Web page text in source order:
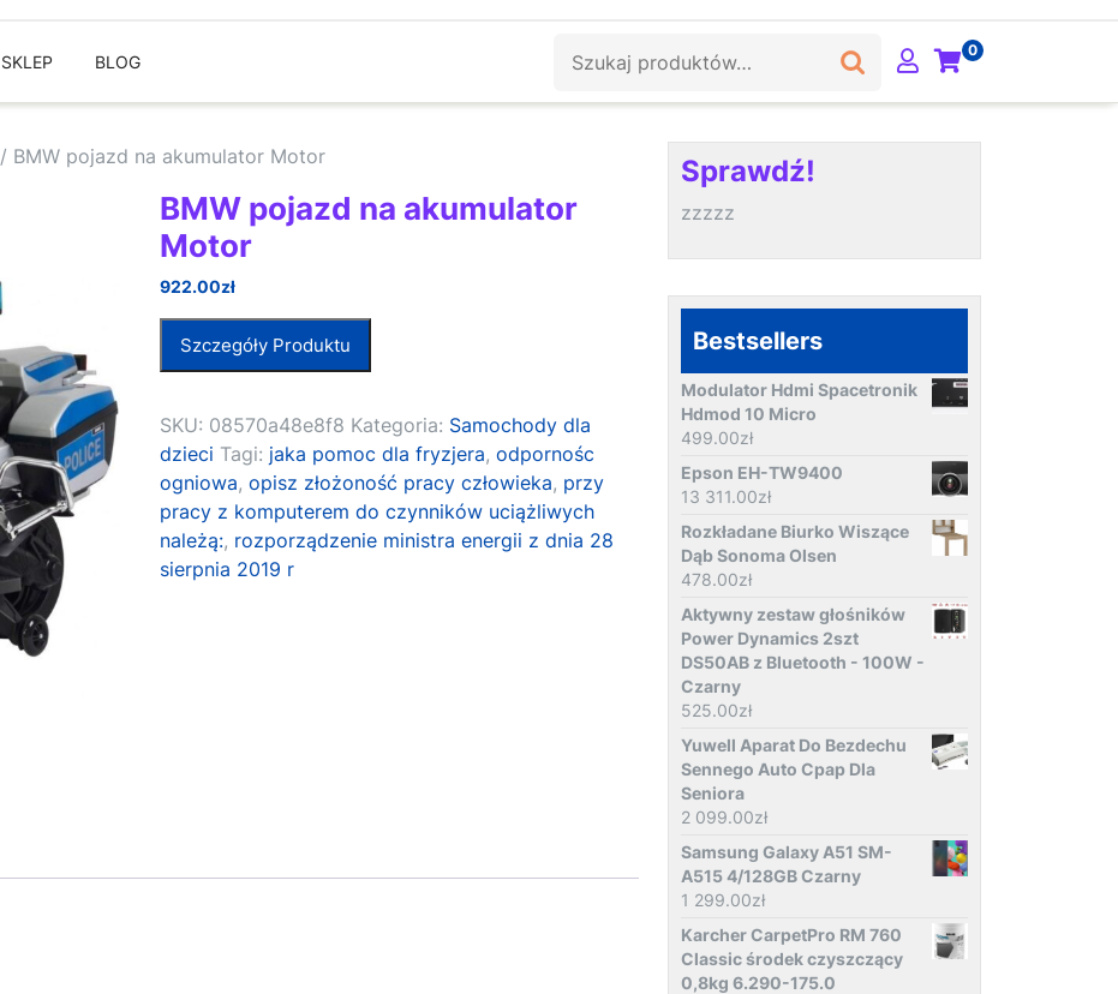
SKLEP BLOG
0
/ BMW pojazd na akumulator Motor
BMW pojazd na akumulator
Motor
922.00zł
Szczegóły Produktu
SKU: 08570a48e8f8 Kategoria: Samochody dla
dzieci Tagi: jaka pomoc dla fryzjera,odpornośc
ogniowa,opisz złożoność pracy człowieka, przy
pracy z komputerem do czynników uciążliwych
należą:, rozporządzenie ministra energii z dnia 28
sierpnia 2019 r
Sprawdź!
zzzzz
Bestsellers
Modulator Hdmi Spacetronik
Hdmod 10 Micro
499.00zł
Epson EH-TW9400
13 311.00zł
Rozkładane Biurko Wiszące
Dąb Sonoma Olsen
478.00zł
Aktywny zestaw głośników
Power Dynamics 2szt
DS50AB z Bluetooth - 100W -
Czarny
525.00zł
Yuwell Aparat Do Bezdechu
Sennego Auto Cpap Dla
Seniora
2 099.00zł
Samsung Galaxy A51 SM-
A515 4/128GB Czarny
1 299.00zł
Karcher CarpetPro RM 760
Classic środek czyszczący
0,8kg 6.290-175.0